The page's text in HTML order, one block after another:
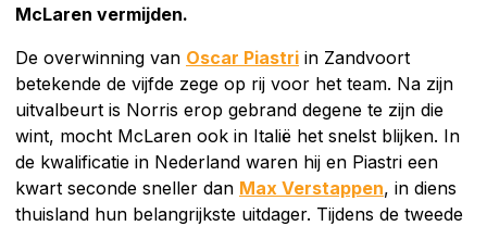
McLaren vermijden.
De overwinning van Oscar Piastri in Zandvoort
betekende de vijfde zege op rij voor het team. Na zijn
uitvalbeurt is Norris erop gebrand degene te zijn die
wint, mocht McLaren ook in Italië het snelst blijken. In
de kwalificatie in Nederland waren hij en Piastri een
kwart seconde sneller dan Max Verstappen, in diens
thuisland hun belangrijkste uitdager. Tijdens de tweede